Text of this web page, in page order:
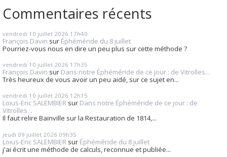
Commentaires récents
vendredi 10 juillet 2026 17h40
François Davin sur Éphéméride du 8 juillet
Pourriez-vous nous en dire un peu plus sur cette méthode ?
vendredi 10 juillet 2026 17h35
François Davin sur Dans notre Éphéméride de ce jour : de Vitrolles...
Très heureux de vous avoir un peu aidé, sur ce sujet en...
vendredi 10 juillet 2026 12h15
Loius-Eric SALEMBIER sur Dans notre Éphéméride de ce jour : de
Vitrolles...
Il faut relire Bainville sur la Restauration de 1814,...
jeudi 09 juillet 2026 09h35
Loius-Eric SALEMBIER sur Éphéméride du 8 juillet
j'ai écrit une méthode de calculs, reconnue et publiée...